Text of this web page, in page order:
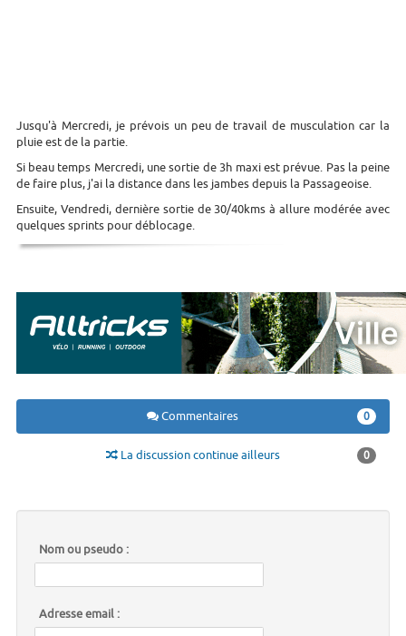
Jusqu'à Mercredi, je prévois un peu de travail de musculation car la
pluie est de la partie.
Si beau temps Mercredi, une sortie de 3h maxi est prévue. Pas la peine
de faire plus, j'ai la distance dans les jambes depuis la Passageoise.
Ensuite, Vendredi, dernière sortie de 30/40kms à allure modérée avec
quelques sprints pour déblocage.
Commentaires 0
La discussion continue ailleurs 0
Nom ou pseudo :
Adresse email :